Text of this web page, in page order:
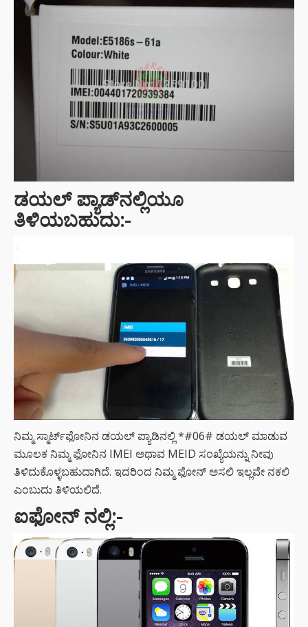
ಡಯಲ್ ಪ್ಯಾಡ್‌ನಲ್ಲಿಯೂ
ತಿಳಿಯಬಹುದು:-
ನಿಮ್ಮ ಸ್ಮಾರ್ಟ್‌ಫೋನಿನ ಡಯಲ್ ಪ್ಯಾಡಿನಲ್ಲಿ *#06# ಡಯಲ್ ಮಾಡುವ
ಮೂಲಕ ನಿಮ್ಮ ಫೋನಿನ IMEI ಅಥಾವ MEID ಸಂಖ್ಯೆಯನ್ನು ನೀವು
ತಿಳಿದುಕೊಳ್ಳಬಹುದಾಗಿದೆ. ಇದರಿಂದ ನಿಮ್ಮ ಫೋನ್ ಅಸಲಿ ಇಲ್ಲವೇ ನಕಲಿ
ಎಂಬುದು ತಿಳಿಯಲಿದೆ.
ಐಫೋನ್ ನಲ್ಲಿ:-